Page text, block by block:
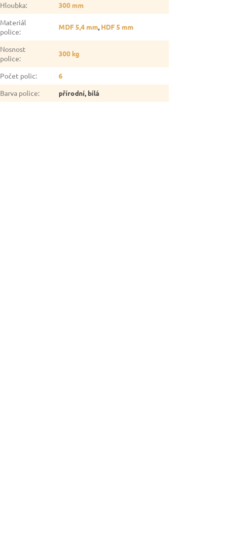
Hloubka:
300 mm
Materiál
police:
MDF 5,4 mm, HDF 5 mm
Nosnost
police:
300 kg
Počet polic:
6
Barva police: přírodní, bílá